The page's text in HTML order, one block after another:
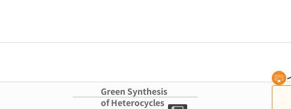
Green Synthesis
of Heterocycles